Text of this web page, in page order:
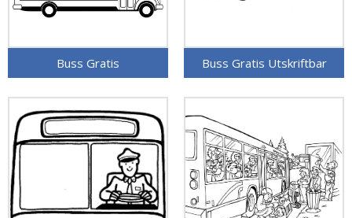
Buss Gratis Buss Gratis Utskriftbar